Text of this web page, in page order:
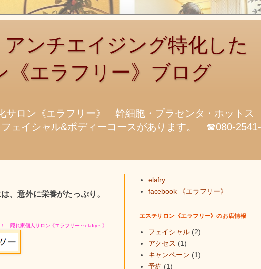
ンチエイジング特化した
《エラフリー》ブログ
ロン《エラフリー》 幹細胞・プラセンタ・ホットス
フェイシャル&ボディーコースがあります。 ☎080-2541-
、意外に栄養がたっぷり。
！ 隠れ家個人サロン 《エラフリー～elafry～》
elafry
facebook 《エラフリー》
エステサロン《エラフリー》のお店情報
フェイシャル (2)
アクセス (1)
キャンペーン (1)
予約 (1)